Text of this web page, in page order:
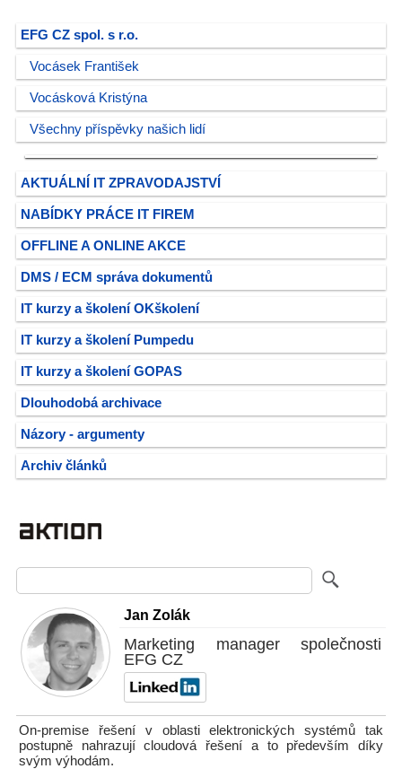
EFG CZ spol. s r.o.
Vocásek František
Vocásková Kristýna
Všechny příspěvky našich lidí
AKTUÁLNÍ IT ZPRAVODAJSTVÍ
NABÍDKY PRÁCE IT FIREM
OFFLINE A ONLINE AKCE
DMS / ECM správa dokumentů
IT kurzy a školení OKškolení
IT kurzy a školení Pumpedu
IT kurzy a školení GOPAS
Dlouhodobá archivace
Názory - argumenty
Archiv článků
Jan Zolák
Marketing manager společnosti
EFG CZ
On-premise řešení v oblasti elektronických systémů tak
postupně nahrazují cloudová řešení a to především díky
svým výhodám.